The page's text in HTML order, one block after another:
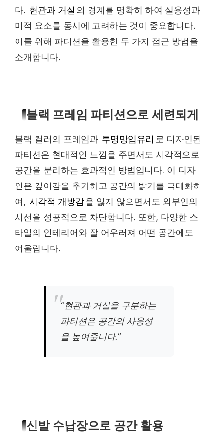
다. 현관과 거실 의 경계를 명확히 하여 실용성과
미적 요소를 동시에 고려하는 것이 중요합니다.
이를 위해 파티션을 활용한 두 가지 접근 방법을
소개합니다.
블랙 프레임 파티션으로 세련되게
블랙 컬러의 프레임과 투명망입유리 로 디자인된
파티션은 현대적인 느낌을 주면서도 시각적으로
공간을 분리하는 효과적인 방법입니다. 이 디자
인은 깊이감을 추가하고 공간의 밝기를 극대화하
여, 시각적 개방감을 잃지 않으면서도 외부인의
시선을 성공적으로 차단합니다. 또한, 다양한 스
타일의 인테리어와 잘 어우러져 어떤 공간에도
어울립니다.
“현관과 거실을 구분하는
파티션은 공간의 사용성
을 높여줍니다.”
신발 수납장으로 공간 활용